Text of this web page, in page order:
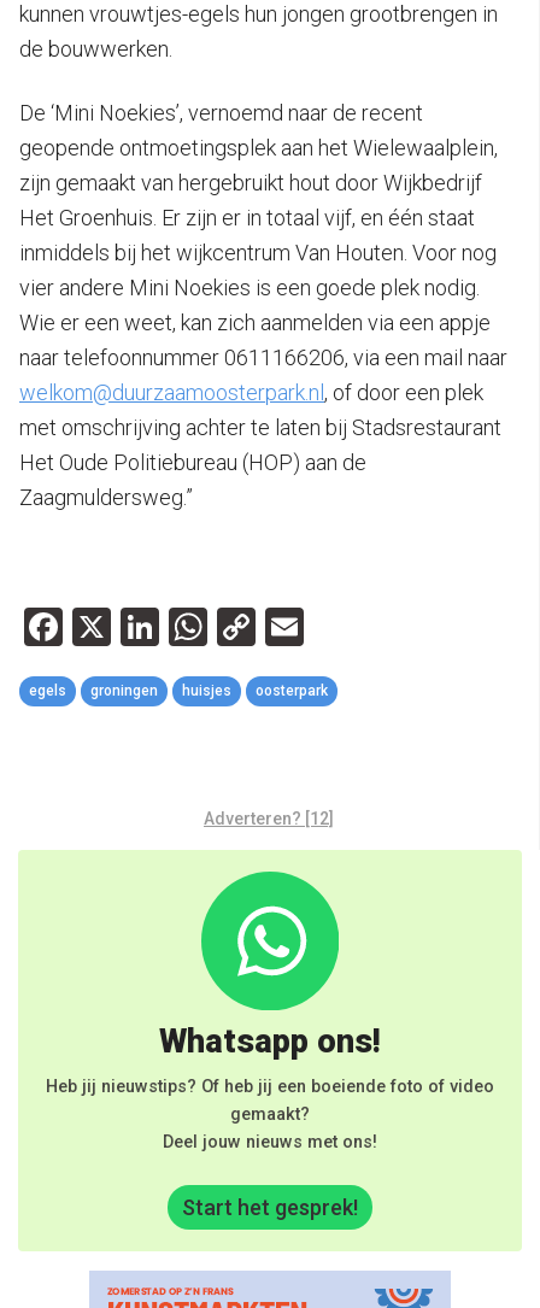
kunnen vrouwtjes-egels hun jongen grootbrengen in
de bouwwerken.
De ‘Mini Noekies’, vernoemd naar de recent
geopende ontmoetingsplek aan het Wielewaalplein,
zijn gemaakt van hergebruikt hout door Wijkbedrijf
Het Groenhuis. Er zijn er in totaal vijf, en één staat
inmiddels bij het wijkcentrum Van Houten. Voor nog
vier andere Mini Noekies is een goede plek nodig.
Wie er een weet, kan zich aanmelden via een appje
naar telefoonnummer 0611166206, via een mail naar
welkom@duurzaamoosterpark.nl , of door een plek
met omschrijving achter te laten bij Stadsrestaurant
Het Oude Politiebureau (HOP) aan de
Zaagmuldersweg.”
Facebook
X LinkedIn
WhatsApp
Copy
Link
egels groningen huisjes oosterpark
Adverteren? [12]
Whatsapp ons!
Heb jij nieuwstips? Of heb jij een boeiende foto of video
gemaakt?
Deel jouw nieuws met ons!
Start het gesprek!